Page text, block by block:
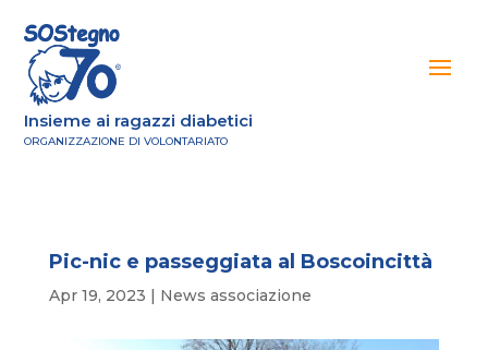
Insieme ai ragazzi diabetici
ORGANIZZAZIONE DI VOLONTARIATO
Pic-nic e passeggiata al Boscoincittà
Apr 19, 2023 | News associazione